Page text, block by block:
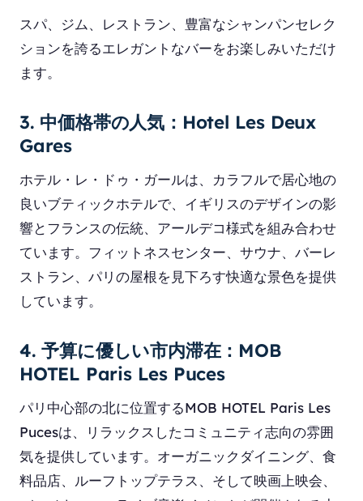
スパ、ジム、レストラン、豊富なシャンパンセレク
ションを誇るエレガントなバーをお楽しみいただけ
ます。
3. 中価格帯の人気：Hotel Les Deux
Gares
ホテル・レ・ドゥ・ガールは、カラフルで居心地の
良いブティックホテルで、イギリスのデザインの影
響とフランスの伝統、アールデコ様式を組み合わせ
ています。フィットネスセンター、サウナ、バーレ
ストラン、パリの屋根を見下ろす快適な景色を提供
しています。
4. 予算に優しい市内滞在：MOB
HOTEL Paris Les Puces
パリ中心部の北に位置するMOB HOTEL Paris Les
Pucesは、リラックスしたコミュニティ志向の雰囲
気を提供しています。オーガニックダイニング、食
料品店、ルーフトップテラス、そして映画上映会、